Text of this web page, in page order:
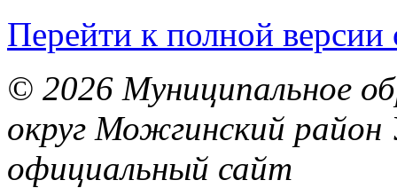
Перейти к полной версии
© 2026 Муниципальное
округ Можгинский район
официальный сайт